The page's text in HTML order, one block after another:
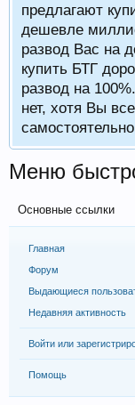
предлагают
дешевле
развод Вас на
купить БТГ
развод на
нет, хотя Вы
Меню
Основные ссылки
Главная
Форум
Выдающиеся
Недавняя активность
Войти или
Помощь